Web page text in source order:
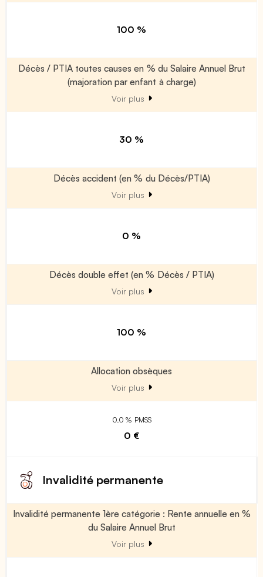
100 %
Décès / PTIA toutes causes en % du Salaire Annuel Brut
(majoration par enfant à charge)
Voir plus
30 %
Décès accident (en % du Décès/PTIA)
Voir plus
0 %
Décès double effet (en % Décès / PTIA)
Voir plus
100 %
Allocation obsèques
Voir plus
0.0 % PMSS
0 €
Invalidité permanente
Invalidité permanente 1ère catégorie : Rente annuelle en %
du Salaire Annuel Brut
Voir plus